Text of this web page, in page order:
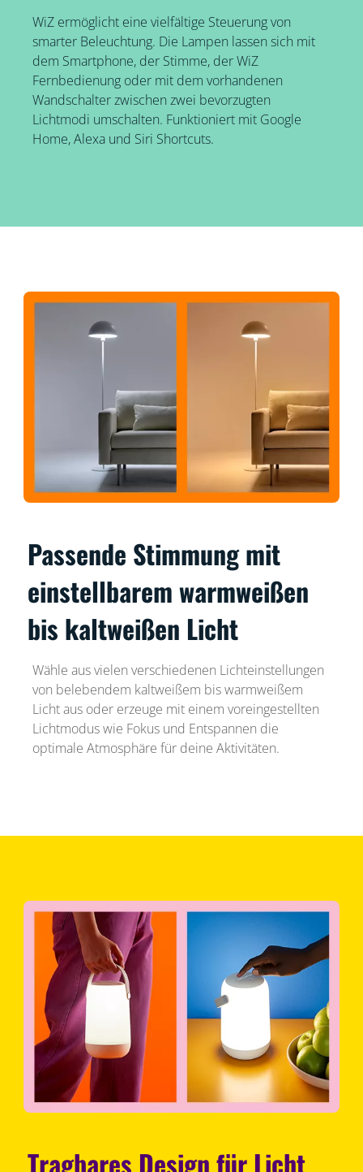
WiZ ermöglicht eine vielfältige Steuerung von
smarter Beleuchtung. Die Lampen lassen sich mit
dem Smartphone, der Stimme, der WiZ
Fernbedienung oder mit dem vorhandenen
Wandschalter zwischen zwei bevorzugten
Lichtmodi umschalten. Funktioniert mit Google
Home, Alexa und Siri Shortcuts.
Passende Stimmung mit
einstellbarem warmweißen
bis kaltweißen Licht
Wähle aus vielen verschiedenen Lichteinstellungen
von belebendem kaltweißem bis warmweißem
Licht aus oder erzeuge mit einem voreingestellten
Lichtmodus wie Fokus und Entspannen die
optimale Atmosphäre für deine Aktivitäten.
Tragbares Design für Licht